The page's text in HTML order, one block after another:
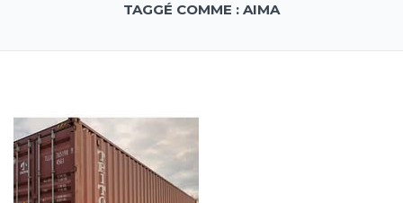
TAGGÉ COMME : AIMA